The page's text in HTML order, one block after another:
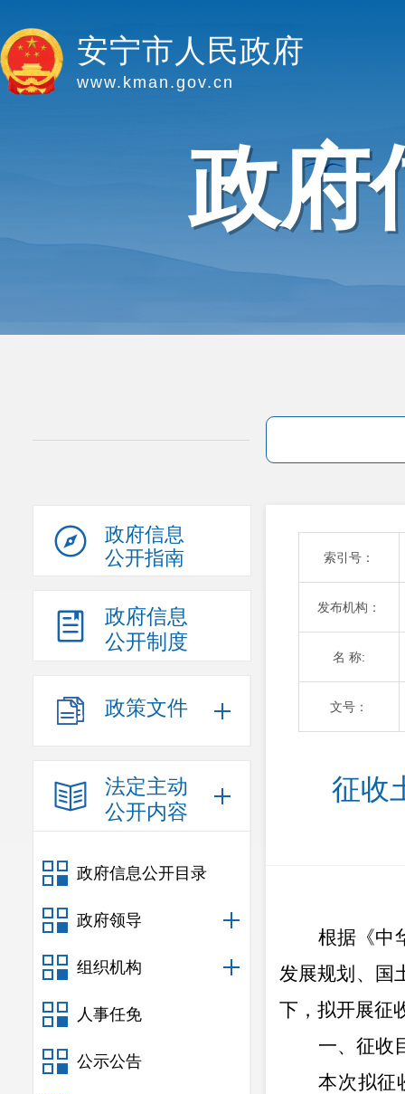
安宁市人民政府
www.kman.gov.cn
政府
政府信息
公开指南
政府信息
公开制度
政策文件
法定主动
公开内容
政府信息公开目录
政府领导
组织机构
人事任免
公示公告
索引号：
发布机构：
名 称:
文号：
征收
根据《中
发展规划、国
下，拟开展征
一、征收
本次拟征